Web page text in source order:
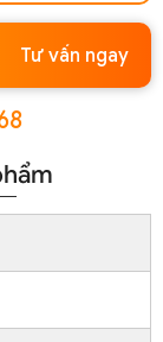
Tư vấn ngay